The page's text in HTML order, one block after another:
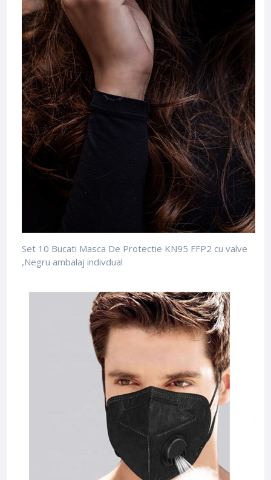
Set 10 Bucati Masca De Protectie KN95 FFP2 cu valve
,Negru ambalaj indivdual